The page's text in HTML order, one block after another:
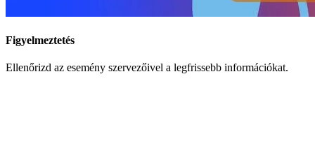
Figyelmeztetés
Ellenőrizd az esemény szervezőivel a legfrissebb információkat.